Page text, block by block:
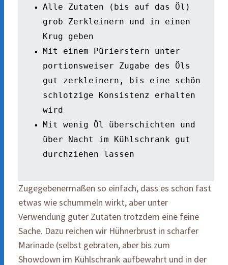
Alle Zutaten (bis auf das Öl)
grob Zerkleinern und in einen
Krug geben
Mit einem Pürierstern unter
portionsweiser Zugabe des Öls
gut zerkleinern, bis eine schön
schlotzige Konsistenz erhalten
wird
Mit wenig Öl überschichten und
über Nacht im Kühlschrank gut
durchziehen lassen
Zugegebenermaßen so einfach, dass es schon fast
etwas wie schummeln wirkt, aber unter
Verwendung guter Zutaten trotzdem eine feine
Sache. Dazu reichen wir Hühnerbrust in scharfer
Marinade (selbst gebraten, aber bis zum
Showdown im Kühlschrank aufbewahrt und in der